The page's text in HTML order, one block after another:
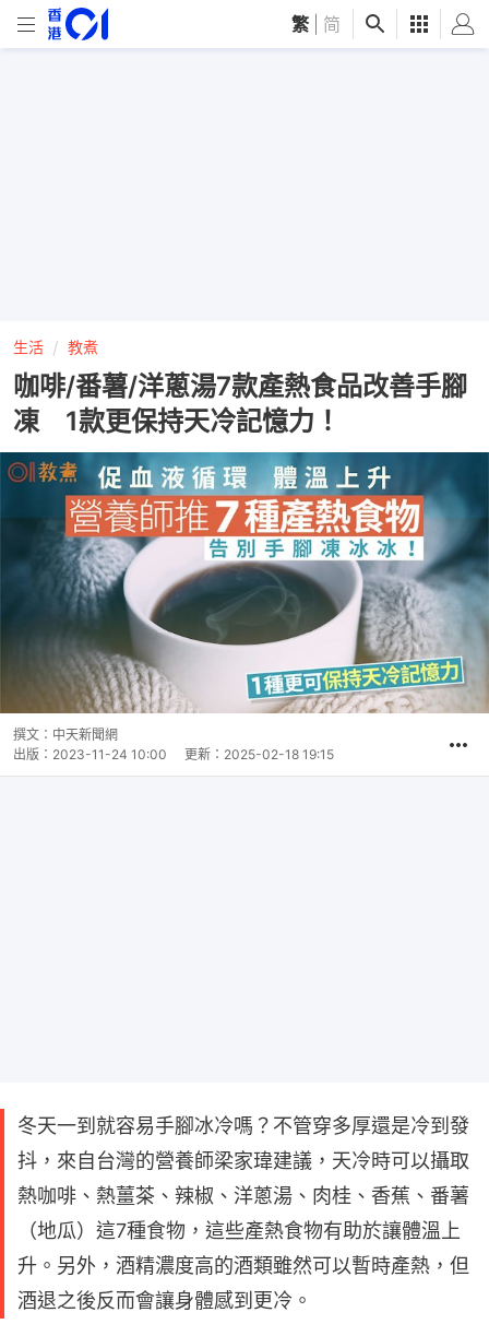
繁 简
生活 教煮
咖啡/番薯/洋蔥湯7款產熱食品改善手腳
凍 1款更保持天冷記憶力！
撰文： 中天新聞網
出版： 2023-11-24 10:00 更新： 2025-02-18 19:15
冬天一到就容易手腳冰冷嗎？不管穿多厚還是冷到發
抖，來自台灣的營養師梁家瑋建議，天冷時可以攝取
熱咖啡、熱薑茶、辣椒、洋蔥湯、肉桂、香蕉、番薯
（地瓜）這7種食物，這些產熱食物有助於讓體溫上
升。另外，酒精濃度高的酒類雖然可以暫時產熱，但
酒退之後反而會讓身體感到更冷。